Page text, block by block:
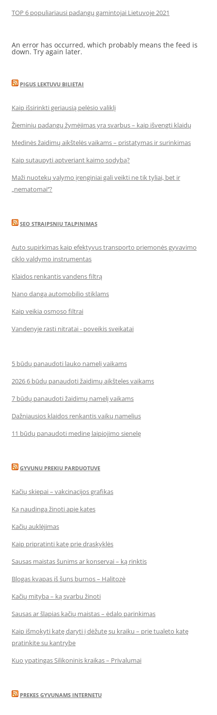
TOP 6 populiariausi padangų gamintojai Lietuvoje 2021
An error has occurred, which probably means the feed is
down. Try again later.
PIGUS LEKTUVU BILIETAI
Kaip išsirinkti geriausią pelėsio valiklį
Žieminių padangų žymėjimas yra svarbus – kaip išvengti klaidų
Medinės žaidimų aikštelės vaikams – pristatymas ir surinkimas
Kaip sutaupyti aptveriant kaimo sodybą?
Maži nuotekų valymo įrenginiai gali veikti ne tik tyliai, bet ir
„nematomai‘‘?
SEO STRAIPSNIU TALPINIMAS
Auto supirkimas kaip efektyvus transporto priemonės gyvavimo
ciklo valdymo instrumentas
Klaidos renkantis vandens filtrą
Nano danga automobilio stiklams
Kaip veikia osmoso filtrai
Vandenyje rasti nitratai - poveikis sveikatai
5 būdų panaudoti lauko namelį vaikams
2026 6 būdų panaudoti žaidimų aikšteles vaikams
7 būdų panaudoti žaidimų namelį vaikams
Dažniausios klaidos renkantis vaikų namelius
11 būdų panaudoti medinę laipiojimo sienelę
GYVUNU PREKIU PARDUOTUVE
Kačių skiepai – vakcinacijos grafikas
Ką naudinga žinoti apie kates
Kačių auklėjimas
Kaip pripratinti katę prie draskyklės
Sausas maistas šunims ar konservai – ką rinktis
Blogas kvapas iš šuns burnos – Halitozė
Kačių mityba – ką svarbu žinoti
Sausas ar šlapias kačių maistas – ėdalo parinkimas
Kaip išmokyti katę daryti į dėžutę su kraiku – prie tualeto katę
pratinkite su kantrybe
Kuo ypatingas Silikoninis kraikas – Privalumai
PREKES GYVUNAMS INTERNETU